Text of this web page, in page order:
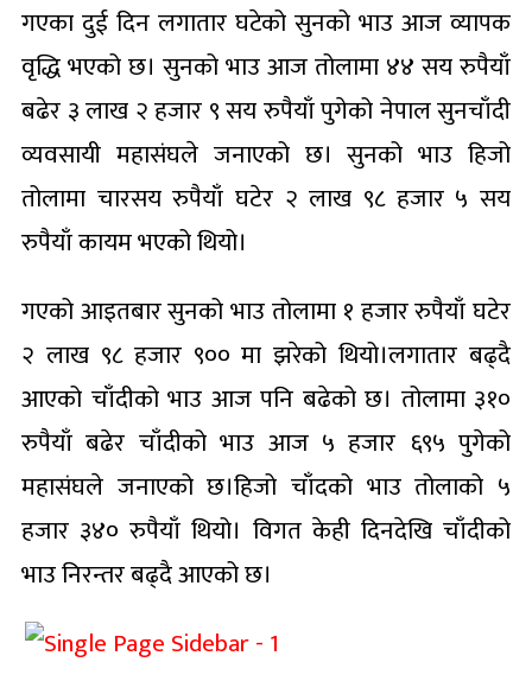
गएका दुई दिन लगातार घटेको सुनको भाउ आज व्यापक
वृद्धि भएको छ। सुनको भाउ आज तोलामा ४४ सय रुपैयाँ
बढेर ३ लाख २ हजार ९ सय रुपैयाँ पुगेको नेपाल सुनचाँदी
व्यवसायी महासंघले जनाएको छ। सुनको भाउ हिजो
तोलामा चारसय रुपैयाँ घटेर २ लाख ९८ हजार ५ सय
रुपैयाँ कायम भएको थियो।
गएको आइतबार सुनको भाउ तोलामा १ हजार रुपैयाँ घटेर
२ लाख ९८ हजार ९०० मा झरेको थियो।लगातार बढ्दै
आएको चाँदीको भाउ आज पनि बढेको छ। तोलामा ३१०
रुपैयाँ बढेर चाँदीको भाउ आज ५ हजार ६९५ पुगेको
महासंघले जनाएको छ।हिजो चाँदको भाउ तोलाको ५
हजार ३४० रुपैयाँ थियो। विगत केही दिनदेखि चाँदीको
भाउ निरन्तर बढ्दै आएको छ।